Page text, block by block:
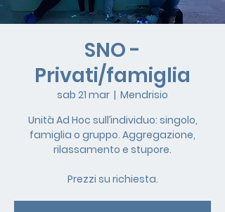
SNO -
Privati/famiglia
sab 21 mar
  |
Mendrisio
Unità Ad Hoc sull’individuo: singolo,
famiglia o gruppo. Aggregazione,
rilassamento e stupore.
Prezzi su richiesta.